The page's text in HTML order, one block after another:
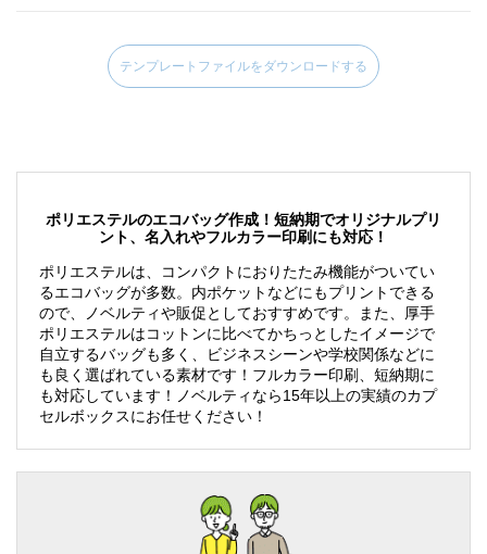
エコバッグへの印刷は、紙とは異なり、細かいデザインを印刷する場合、
かすれ、つぶれなどが発生します。細線（インクが載る部分）は、0.6mm
以上の太さ、抜き幅（インクとインクの間の生地の部分）は、0.8mm以上
あけてデータを作成した頂くのが安全にプリントされるおおよその目安で
テンプレートファイルをダウンロードする
ポリエステルのエコバッグ作成！短納期でオリジナルプリ
ント、名入れやフルカラー印刷にも対応！
ポリエステルは、コンパクトにおりたたみ機能がついてい
るエコバッグが多数。内ポケットなどにもプリントできる
ので、ノベルティや販促としておすすめです。また、厚手
ポリエステルはコットンに比べてかちっとしたイメージで
自立するバッグも多く、ビジネスシーンや学校関係などに
も良く選ばれている素材です！フルカラー印刷、短納期に
も対応しています！ノベルティなら15年以上の実績のカプ
セルボックスにお任せください！